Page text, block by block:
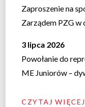
Zaproszenie na
Zarządem PZG w
3 lipca 2026
Powołanie do
ME Juniorów –
CZYTAJ WIĘCEJ